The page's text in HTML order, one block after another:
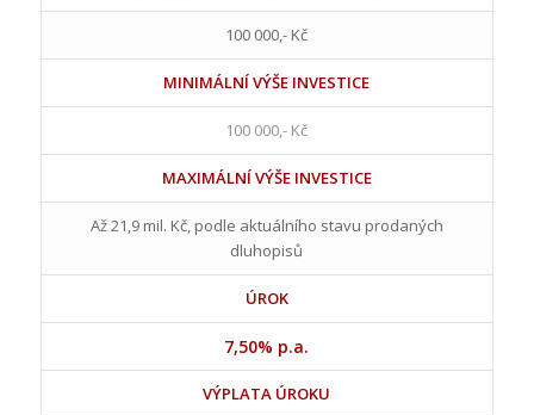
100 000,- Kč
MINIMÁLNÍ VÝŠE INVESTICE
100 000,- Kč
MAXIMÁLNÍ VÝŠE INVESTICE
Až 21,9 mil. Kč, podle aktuálního stavu prodaných
dluhopisů
ÚROK
7,50% p.a.
VÝPLATA ÚROKU